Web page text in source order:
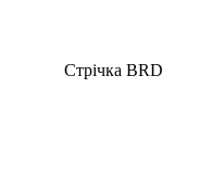
Стрічка BRD